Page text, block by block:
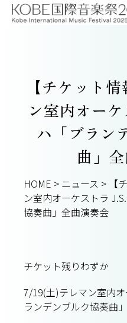
【チケット
ン室内オー
ハ「ブラン
曲」
HOME > ニュース > 【
ン室内オーケストラ
協奏曲」全曲演奏会
チケット残りわずか
7/19(土)テレマン室内
ランデンブルク協奏曲